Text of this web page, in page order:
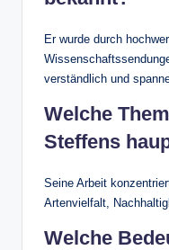
Er wurde durch
verständlich und
Welche
Steffens
Seine Arbeit
Artenvielfalt,
Welche